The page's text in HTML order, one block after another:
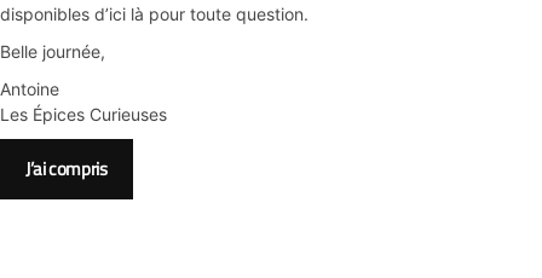
disponibles d’ici là pour toute question.
Belle journée,
Antoine
Les Épices Curieuses
J’ai compris